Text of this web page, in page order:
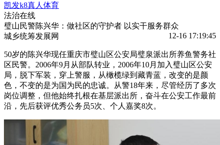
凯发k8真人体育
法治在线
璧山民警陈兴华：做社区的守护者 以实干服务群众
城乡统筹发展网
12-16 17:19:45
50岁的陈兴华现任重庆市璧山区公安局璧泉派出所养鱼警务社
区民警。2006年9月从部队转业，2006年10月加入璧山区公安
局，脱下军装，穿上警服，从橄榄绿到藏青蓝，改变的是颜
色，不变的是为国为民的忠诚。从警18年来，尽管经历了多次
岗位调整，但他始终扎根在基层派出所，奋斗在公安工作最前
沿，先后获评优秀公务员5次、个人嘉奖8次。